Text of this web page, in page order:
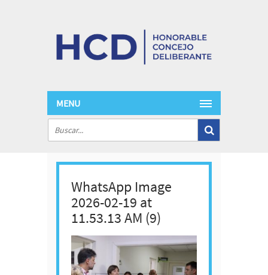
MENU
WhatsApp Image
2026-02-19 at
11.53.13 AM (9)